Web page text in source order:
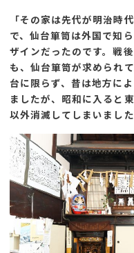
「その家は先代が明治時
で、仙台箪笥は外国で知
ザインだったのです。戦
も、仙台箪笥が求められ
台に限らず、昔は地方に
ましたが、昭和に入ると
以外消滅してしまいました